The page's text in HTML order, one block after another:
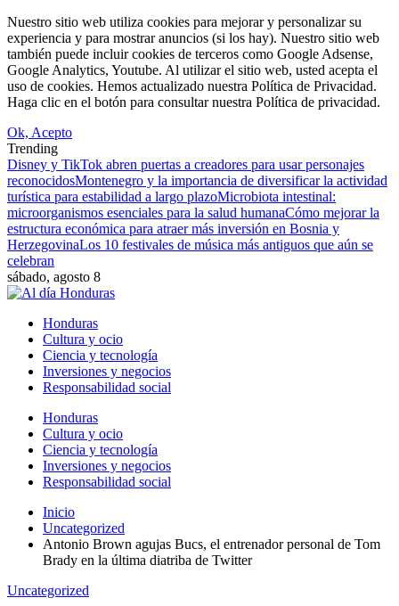
Nuestro sitio web utiliza cookies para mejorar y personalizar su
experiencia y para mostrar anuncios (si los hay). Nuestro sitio web
también puede incluir cookies de terceros como Google Adsense,
Google Analytics, Youtube. Al utilizar el sitio web, usted acepta el
uso de cookies. Hemos actualizado nuestra Política de Privacidad.
Haga clic en el botón para consultar nuestra Política de privacidad.
Ok, Acepto
Trending
Disney y TikTok abren puertas a creadores para usar personajes
reconocidosMontenegro y la importancia de diversificar la actividad
turística para estabilidad a largo plazoMicrobiota intestinal:
microorganismos esenciales para la salud humanaCómo mejorar la
estructura económica para atraer más inversión en Bosnia y
HerzegovinaLos 10 festivales de música más antiguos que aún se
celebran
sábado, agosto 8
Honduras
Cultura y ocio
Ciencia y tecnología
Inversiones y negocios
Responsabilidad social
Honduras
Cultura y ocio
Ciencia y tecnología
Inversiones y negocios
Responsabilidad social
Inicio
Uncategorized
Antonio Brown agujas Bucs, el entrenador personal de Tom
Brady en la última diatriba de Twitter
Uncategorized